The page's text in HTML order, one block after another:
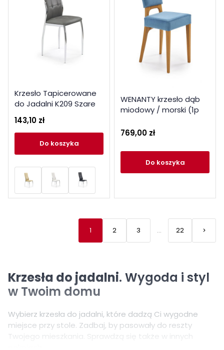
Krzesło Tapicerowane
do Jadalni K209 Szare
143,10 zł
do koszyka
WENANTY krzesło dąb
miodowy / morski (1p
769,00 zł
do koszyka
1 2 3 … 22 keyboard_arrow_right
Krzesła do jadalni. Wygoda i styl
w Twoim domu
Wybierz krzesła do jadalni, które dadzą Ci wygodne
miejsce przy stole. Zadbaj, by pasowały do reszty
Twojego mieszkania. Sprawdzą się także w innych